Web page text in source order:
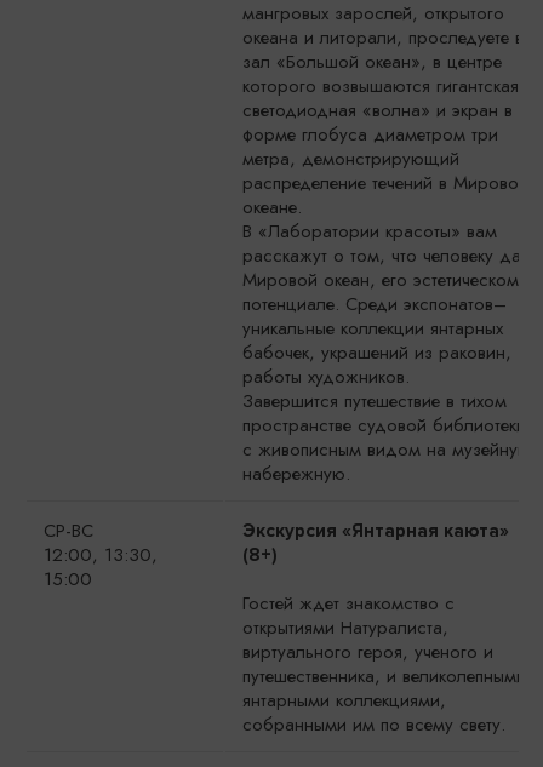
мангровых зарослей, открытого
океана и литорали, проследуете в
зал «Большой океан», в центре
которого возвышаются гигантская
светодиодная «волна» и экран в
форме глобуса диаметром три
метра, демонстрирующий
распределение течений в Мировом
океане.
В «Лаборатории красоты» вам
расскажут о том, что человеку дает
Мировой океан, его эстетическом
потенциале. Среди экспонатов–
уникальные коллекции янтарных
бабочек, украшений из раковин,
работы художников.
Завершится путешествие в тихом
пространстве судовой библиотеки
с живописным видом на музейную
набережную.
СР-ВС
12:00, 13:30,
15:00
Экскурсия «Янтарная каюта»
(8+)
Гостей ждет знакомство с
открытиями Натуралиста,
виртуального героя, ученого и
путешественника, и великолепными
янтарными коллекциями,
собранными им по всему свету.